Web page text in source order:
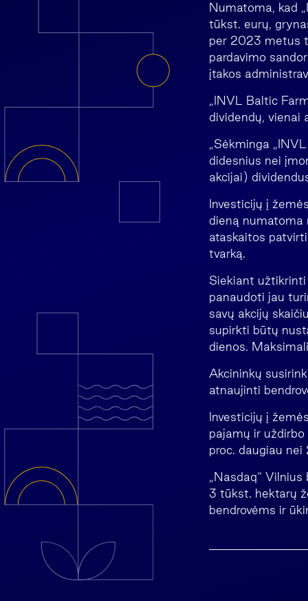
Numatoma, kad
tūkst. eurų,
per 2023 metus
pardavimo
įtakos
„INVL Baltic
dividendų, vienai
„Sėkminga
didesnius nei
akcijai)
Investicijų į
dieną numatoma
ataskaitos
tvarką.
Siekiant užtikrinti
panaudoti jau
savų akcijų
supirkti būtų
dienos.
Akcininkų
atnaujinti
Investicijų į
pajamų ir
proc. daugiau nei
„Nasdaq“
3 tūkst. hektarų
bendrovėms ir